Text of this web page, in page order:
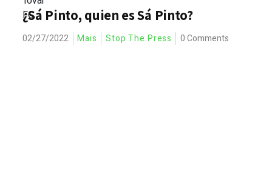
¿Sá Pinto, quien es Sá Pinto?
02/27/2022 Mais Stop The Press 0 Comments